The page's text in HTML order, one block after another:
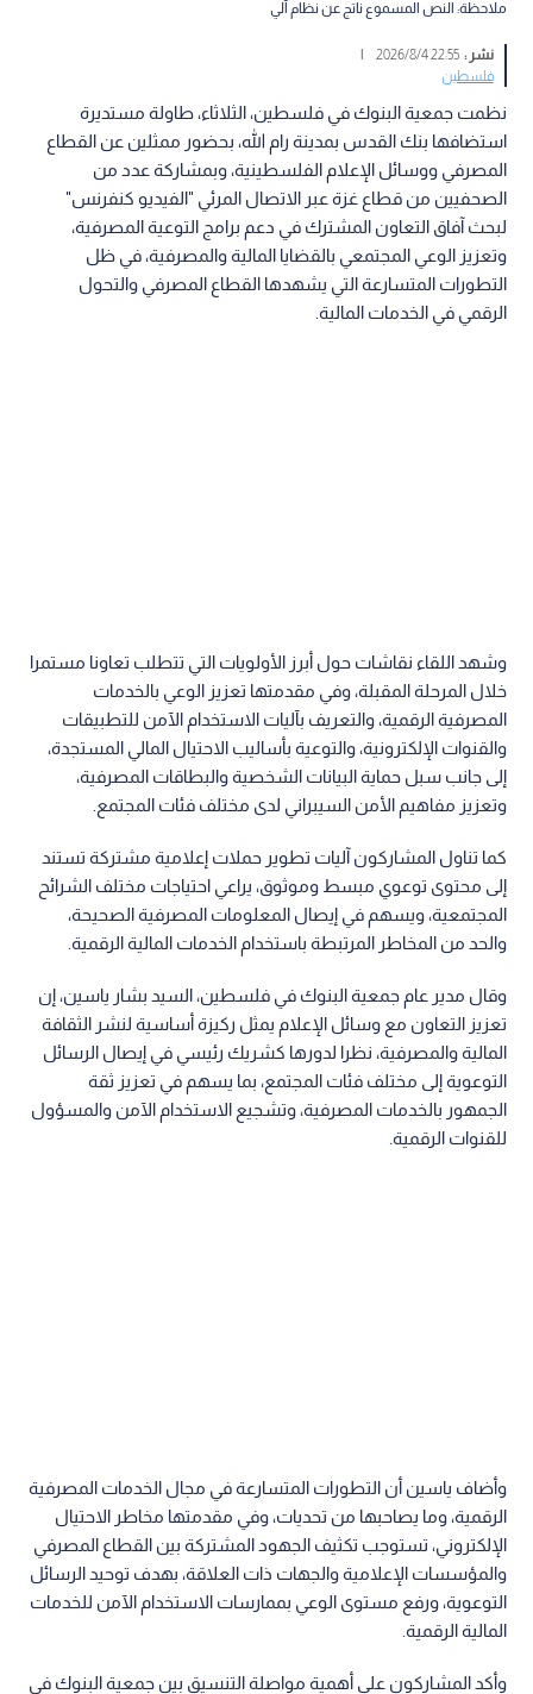
ملاحظة: النص المسموع ناتج عن نظام آلي
نشر :22:55 2026/8/4
|
فلسطين
نظمت جمعية البنوك في فلسطين، الثلاثاء، طاولة مستديرة
استضافها بنك القدس بمدينة رام الله، بحضور ممثلين عن القطاع
المصرفي ووسائل الإعلام الفلسطينية، وبمشاركة عدد من
الصحفيين من قطاع غزة عبر الاتصال المرئي "الفيديو كنفرنس"
لبحث آفاق التعاون المشترك في دعم برامج التوعية المصرفية،
وتعزيز الوعي المجتمعي بالقضايا المالية والمصرفية، في ظل
التطورات المتسارعة التي يشهدها القطاع المصرفي والتحول
الرقمي في الخدمات المالية.
وشهد اللقاء نقاشات حول أبرز الأولويات التي تتطلب تعاونا مستمرا
خلال المرحلة المقبلة، وفي مقدمتها تعزيز الوعي بالخدمات
المصرفية الرقمية، والتعريف بآليات الاستخدام الآمن للتطبيقات
والقنوات الإلكترونية، والتوعية بأساليب الاحتيال المالي المستجدة،
إلى جانب سبل حماية البيانات الشخصية والبطاقات المصرفية،
وتعزيز مفاهيم الأمن السيبراني لدى مختلف فئات المجتمع.
كما تناول المشاركون آليات تطوير حملات إعلامية مشتركة تستند
إلى محتوى توعوي مبسط وموثوق، يراعي احتياجات مختلف الشرائح
المجتمعية، ويسهم في إيصال المعلومات المصرفية الصحيحة،
والحد من المخاطر المرتبطة باستخدام الخدمات المالية الرقمية.
وقال مدير عام جمعية البنوك في فلسطين، السيد بشار ياسين، إن
تعزيز التعاون مع وسائل الإعلام يمثل ركيزة أساسية لنشر الثقافة
المالية والمصرفية، نظرا لدورها كشريك رئيسي في إيصال الرسائل
التوعوية إلى مختلف فئات المجتمع، بما يسهم في تعزيز ثقة
الجمهور بالخدمات المصرفية، وتشجيع الاستخدام الآمن والمسؤول
للقنوات الرقمية.
وأضاف ياسين أن التطورات المتسارعة في مجال الخدمات المصرفية
الرقمية، وما يصاحبها من تحديات، وفي مقدمتها مخاطر الاحتيال
الإلكتروني، تستوجب تكثيف الجهود المشتركة بين القطاع المصرفي
والمؤسسات الإعلامية والجهات ذات العلاقة، بهدف توحيد الرسائل
التوعوية، ورفع مستوى الوعي بممارسات الاستخدام الآمن للخدمات
المالية الرقمية.
وأكد المشاركون على أهمية مواصلة التنسيق بين جمعية البنوك في